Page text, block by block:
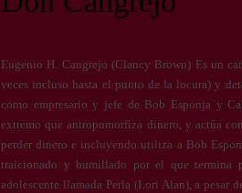
Eugenio H. Cangrejo (Clancy Brown) Es un
veces incluso hasta el punto de la locura) y
como empresario y jefe de Bob Esponja y
extremo que antropomorfiza dinero, y actúa
perder dinero e incluyendo utiliza a Bob
traicionado y humillado por el que
adolescente llamada Perla (Lori Alan), a pesar